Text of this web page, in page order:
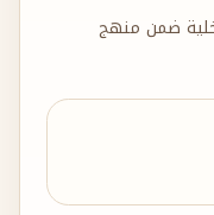
ضمن منهج